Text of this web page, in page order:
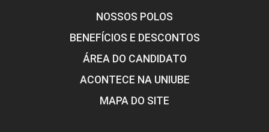
NOSSOS POLOS
BENEFÍCIOS E DESCONTOS
ÁREA DO CANDIDATO
ACONTECE NA UNIUBE
MAPA DO SITE